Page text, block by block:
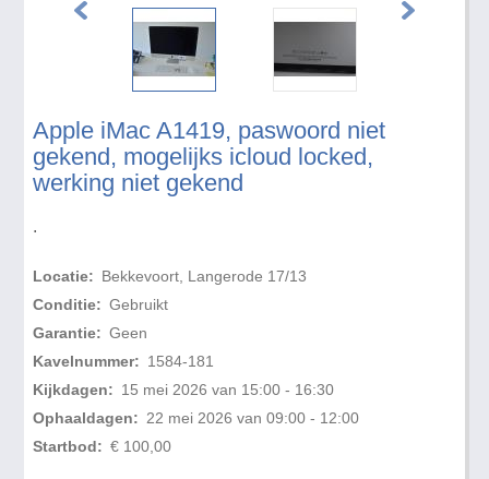
Apple iMac A1419, paswoord niet
gekend, mogelijks icloud locked,
werking niet gekend
.
Locatie: Bekkevoort, Langerode 17/13
Conditie: Gebruikt
Garantie: Geen
Kavelnummer: 1584-181
Kijkdagen: 15 mei 2026 van 15:00 - 16:30
Ophaaldagen: 22 mei 2026 van 09:00 - 12:00
Startbod: € 100,00